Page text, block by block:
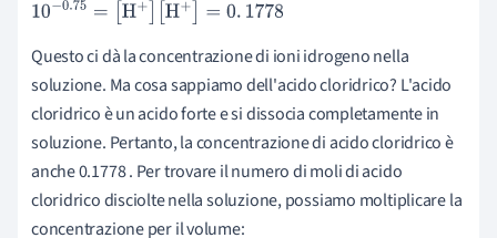
10-0.75= [H ][H+] 0.1778
Questo ci dà la concentrazione di ioni idrogeno nella
soluzione. Ma cosa sappiamo dell'acido cloridrico? L'acido
cloridrico è un acido forte e si dissocia completamente in
soluzione. Pertanto, la concentrazione di acido cloridrico è
anche 0.1778 . Per trovare il numero di moli di acido
cloridrico disciolte nella soluzione, possiamo moltiplicare la
concentrazione per il volume: